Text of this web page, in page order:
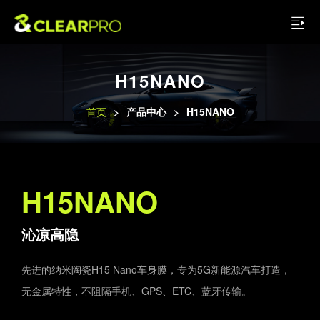
H15NANO
首页 > 产品中心 > H15NANO
H15NANO
沁凉高隐
先进的纳米陶瓷H15 Nano车身膜，专为5G新能源汽车打造，
无金属特性，不阻隔手机、GPS、ETC、蓝牙传输。